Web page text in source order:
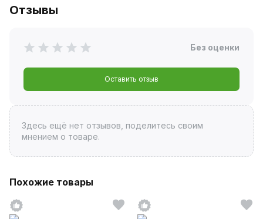
Отзывы
Без оценки
Оставить отзыв
Здесь ещё нет отзывов, поделитесь своим
мнением о товаре.
Похожие товары